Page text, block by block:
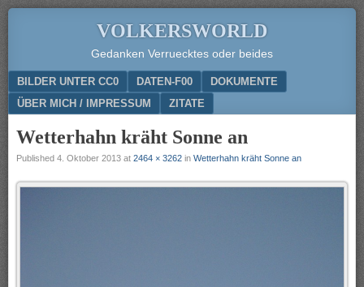
VOLKERSWORLD
Gedanken Verruecktes oder beides
Menu
SKIP TO CONTENT
BILDER UNTER CC0 DATEN-F00
DOKUMENTE
ÜBER MICH / IMPRESSUM
ZITATE
Wetterhahn kräht Sonne an
Published 4. Oktober 2013 at 2464 × 3262 in Wetterhahn kräht Sonne an